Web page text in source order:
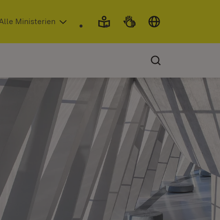
neuem Fenster)
Ministerien